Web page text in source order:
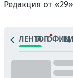
Редакция от
ЛЕНТАТОПОФИЦ.